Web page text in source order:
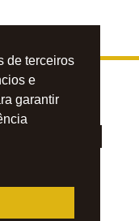
de terceiros
e
garantir